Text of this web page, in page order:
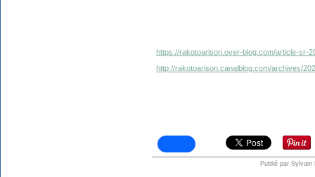
https://rakotoarison.over-blog.com/article-sr-
http://rakotoarison.canalblog.com/archives/
Publié par Sylvain